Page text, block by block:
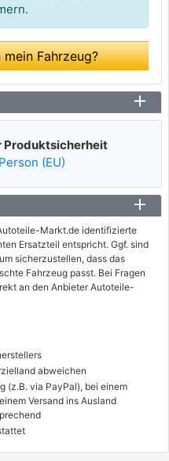
Fahrzeug?
Produktsicherheit
(EU)
Markt.de identifizierte
Ersatzteil entspricht. Ggf. sind
sicherzustellen, dass das
Fahrzeug passt. Bei Fragen
an den Anbieter Autoteile-
abweichen
(z.B. via PayPal), bei einem
Versand ins Ausland